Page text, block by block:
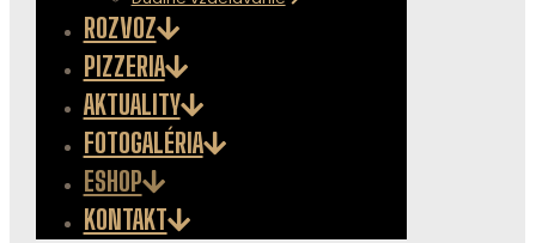
ROZVOZ
PIZZERIA
AKTUALITY
FOTOGALÉRIA
ESHOP
KONTAKT